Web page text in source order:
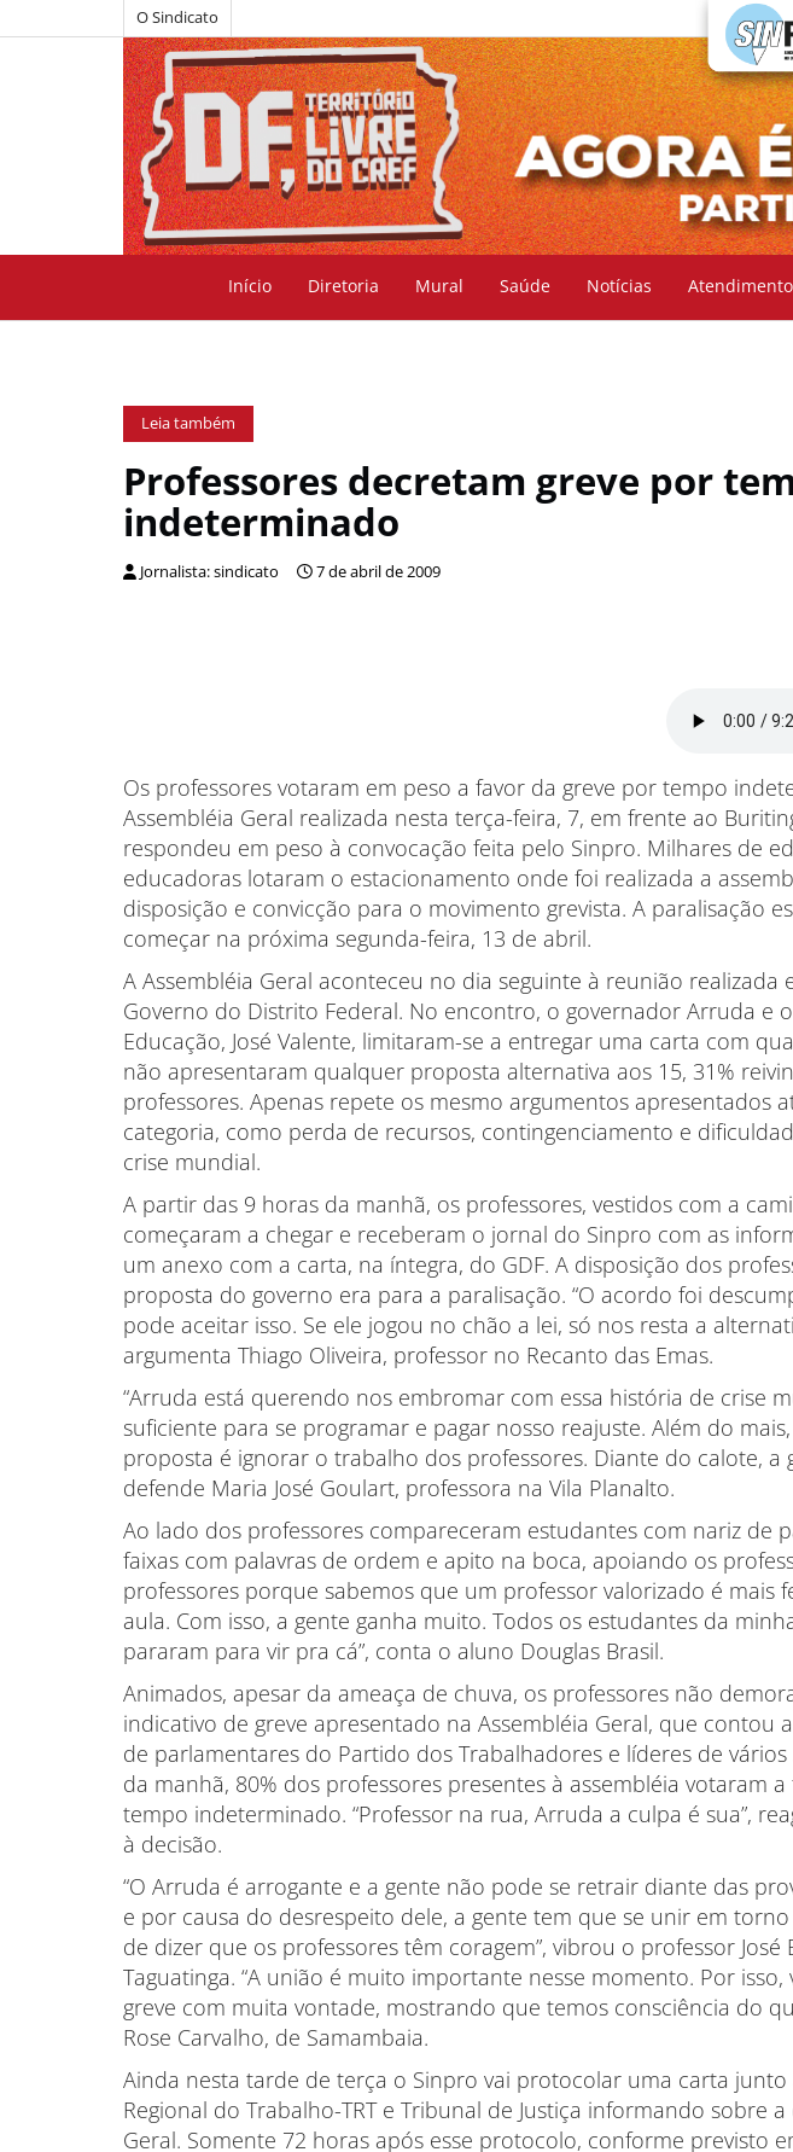
O Sindicato
Início Diretoria Mural Saúde Notícias
Leia também
Professores decretam greve por
indeterminado
Jornalista: sindicato 7 de abril de 2009
Os professores votaram em peso a favor da greve por tempo
Assembléia Geral realizada nesta terça-feira, 7, em frente ao
respondeu em peso à convocação feita pelo Sinpro. Milhares de
educadoras lotaram o estacionamento onde foi realizada a
disposição e convicção para o movimento grevista. A paralisação
começar na próxima segunda-feira, 13 de abril.
A Assembléia Geral aconteceu no dia seguinte à reunião realizada
Governo do Distrito Federal. No encontro, o governador Arruda e
Educação, José Valente, limitaram-se a entregar uma carta com
não apresentaram qualquer proposta alternativa aos 15, 31%
professores. Apenas repete os mesmo argumentos apresentados
categoria, como perda de recursos, contingenciamento e
crise mundial.
A partir das 9 horas da manhã, os professores, vestidos com a
começaram a chegar e receberam o jornal do Sinpro com as
um anexo com a carta, na íntegra, do GDF. A disposição dos
proposta do governo era para a paralisação. “O acordo foi
pode aceitar isso. Se ele jogou no chão a lei, só nos resta a
argumenta Thiago Oliveira, professor no Recanto das Emas.
“Arruda está querendo nos embromar com essa história de crise
suficiente para se programar e pagar nosso reajuste. Além do
proposta é ignorar o trabalho dos professores. Diante do calote, a
defende Maria José Goulart, professora na Vila Planalto.
Ao lado dos professores compareceram estudantes com nariz de
faixas com palavras de ordem e apito na boca, apoiando os
professores porque sabemos que um professor valorizado é mais
aula. Com isso, a gente ganha muito. Todos os estudantes da
pararam para vir pra cá”, conta o aluno Douglas Brasil.
Animados, apesar da ameaça de chuva, os professores não
indicativo de greve apresentado na Assembléia Geral, que contou
de parlamentares do Partido dos Trabalhadores e líderes de
da manhã, 80% dos professores presentes à assembléia votaram
tempo indeterminado. “Professor na rua, Arruda a culpa é sua”,
à decisão.
“O Arruda é arrogante e a gente não pode se retrair diante das
e por causa do desrespeito dele, a gente tem que se unir em torno
de dizer que os professores têm coragem”, vibrou o professor José
Taguatinga. “A união é muito importante nesse momento. Por isso,
greve com muita vontade, mostrando que temos consciência do
Rose Carvalho, de Samambaia.
Ainda nesta tarde de terça o Sinpro vai protocolar uma carta junto
Regional do Trabalho-TRT e Tribunal de Justiça informando sobre
Geral. Somente 72 horas após esse protocolo, conforme previsto